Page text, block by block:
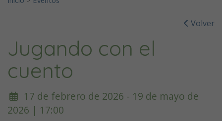
Volver
Jugando con el
cuento
17 de febrero de 2026 - 19 de mayo de
2026 | 17:00